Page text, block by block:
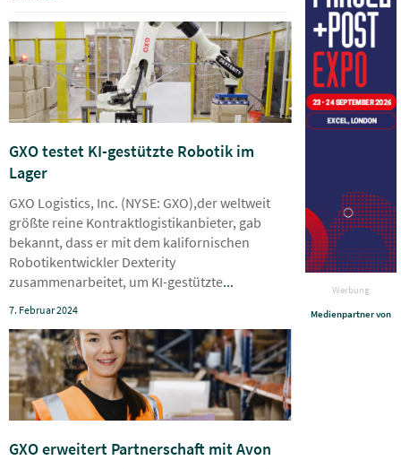
Werbung
Medienpartner von
GXO testet KI-gestützte Robotik im
Lager
GXO Logistics, Inc. (NYSE: GXO),der weltweit
größte reine Kontraktlogistikanbieter, gab
bekannt, dass er mit dem kalifornischen
Robotikentwickler Dexterity
zusammenarbeitet, um KI-gestützte...
7. Februar 2024
GXO erweitert Partnerschaft mit Avon